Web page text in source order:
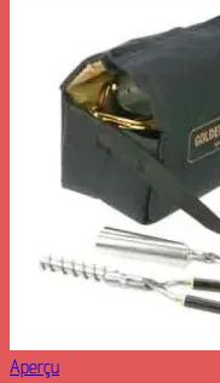
Aperçu